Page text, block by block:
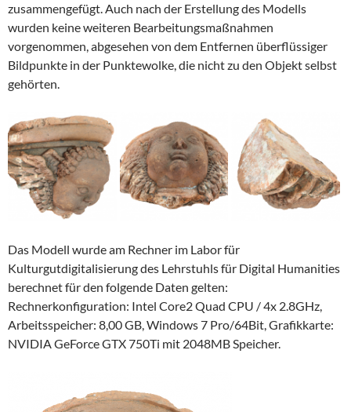
zusammengefügt. Auch nach der Erstellung des Modells
wurden keine weiteren Bearbeitungsmaßnahmen
vorgenommen, abgesehen von dem Entfernen überflüssiger
Bildpunkte in der Punktewolke, die nicht zu den Objekt selbst
gehörten.
Das Modell wurde am Rechner im Labor für
Kulturgutdigitalisierung des Lehrstuhls für Digital Humanities
berechnet für den folgende Daten gelten:
Rechnerkonfiguration: Intel Core2 Quad CPU / 4x 2.8GHz,
Arbeitsspeicher: 8,00 GB, Windows 7 Pro/64Bit, Grafikkarte:
NVIDIA GeForce GTX 750Ti mit 2048MB Speicher.